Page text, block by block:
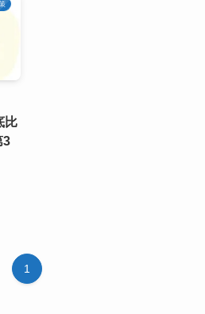
比
3
1